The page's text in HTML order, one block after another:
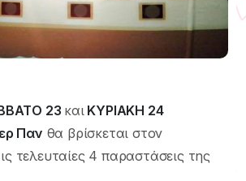
23 καιΚΥΡΙΑΚΗ 24
Παν θα βρίσκεται στον
τελευταίες 4 παραστάσεις της